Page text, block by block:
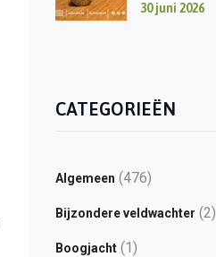
30 juni 2026
CATEGORIEËN
Algemeen (476)
Bijzondere veldwachter (2)
Boogjacht(1)